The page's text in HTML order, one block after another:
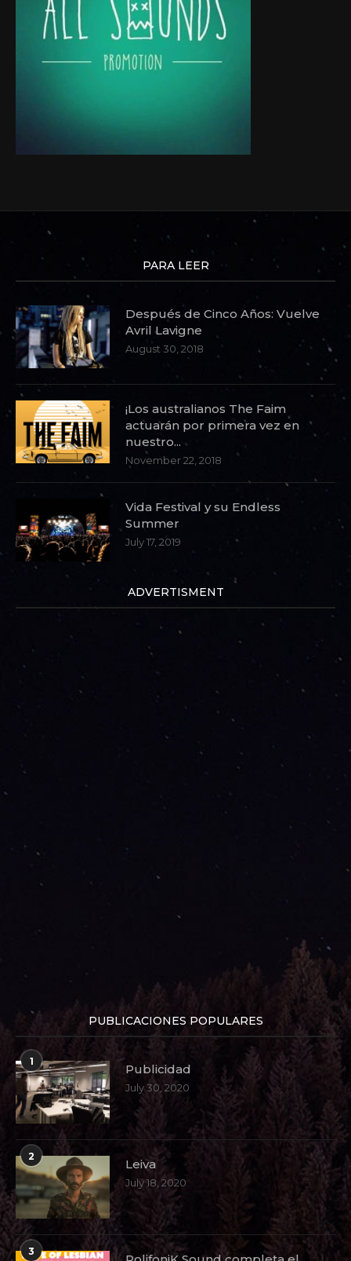
PARA LEER
Después de Cinco Años: Vuelve
Avril Lavigne
August 30, 2018
¡Los australianos The Faim
actuarán por primera vez en
nuestro...
November 22, 2018
Vida Festival y su Endless
Summer
July 17, 2019
ADVERTISMENT
PUBLICACIONES POPULARES
1
Publicidad
July 30, 2020
2
Leiva
July 18, 2020
3